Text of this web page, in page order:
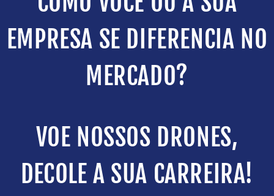
EMPRESA SE DIFERENCIA NO
MERCADO?
VOE NOSSOS DRONES,
DECOLE A SUA CARREIRA!